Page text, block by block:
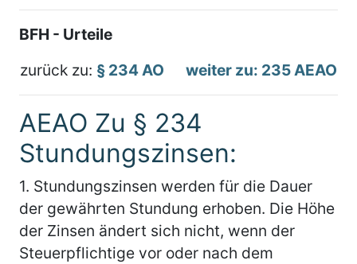
BFH - Urteile
zurück zu: § 234 AO weiter zu: 235 AEAO
AEAO Zu § 234
Stundungszinsen:
1. Stundungszinsen werden für die Dauer
der gewährten Stundung erhoben. Die Höhe
der Zinsen ändert sich nicht, wenn der
Steuerpflichtige vor oder nach dem